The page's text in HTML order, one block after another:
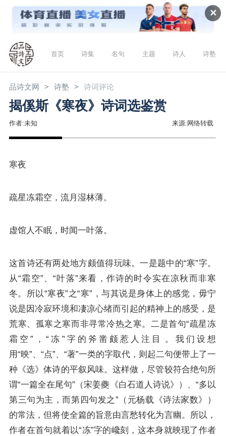
✕
首页 诗集 名句 主题 诗人 诗塾
品诗文网 诗塾 诗词评论
揭傒斯《寒夜》诗词选鉴赏
作者:未知 来源:网络转载
寒夜
疏星冻霜空，流月湿林薄。
虚馆人不眠，时闻一叶落。
这首诗还有两处地方颇值得玩味。一是题中的“寒”字。
从“霜空”、“叶落”来看，作诗的时令实在凉秋而非寒
冬。所以“寒夜”之“寒”，与其说是身体上的感觉，毋宁
说是因冷寂环境和凄凉心绪而引起的精神上的感受，是
荒寒、孤寒之寒而非寻常冷热之寒。二是首句“疏星冻
霜空”，“冻”字的斧凿颇惹人注目‍‌‍‍‌‍‌‍‍‍‌‍‍‌‍‍‍‌‍‍‌ ‍‍‍‌‍‍‍‍‌‍‌‍‌‍‌‍‍‌‍‍ ‍‍‍‍‍‍‍‌‍‍‌‍‍‌‍‌‍‌‍。我们设想
用“映”、“点”、“著”一类的字取代，则起二句便带上了一
种《选》体诗的平叙风味。这样做，尽管较符合绝句所
谓“一篇全在尾句”（宋姜夔 《白石道人诗说》）、“多以
第三句为主，而第四句发之”（元杨载《诗法家数》）
的常法，但将使全篇的旨意由言愁转化为言幽。所以，
作者在首句就着以“冻”字的巉刻，这本身就映现了作者